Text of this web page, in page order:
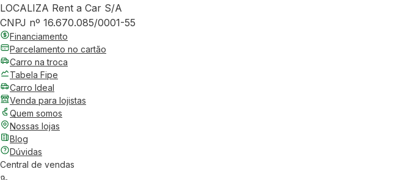
LOCALIZA Rent a Car S/A
CNPJ nº 16.670.085/0001-55
Financiamento
Parcelamento no cartão
Carro na troca
Tabela Fipe
Carro Ideal
Venda para lojistas
Quem somos
Nossas lojas
Blog
Dúvidas
Central de vendas